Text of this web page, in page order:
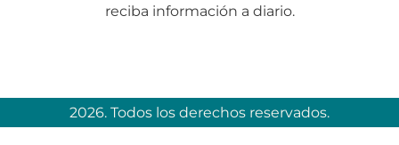
reciba información a diario.
2026. Todos los derechos reservados.